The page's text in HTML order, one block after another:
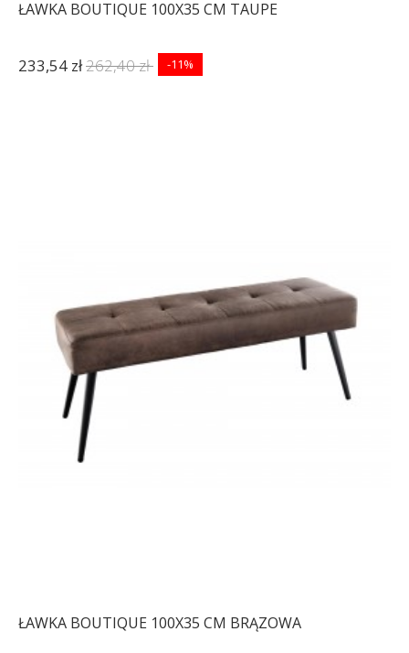
ŁAWKA BOUTIQUE 100X35 CM TAUPE
233,54 zł262,40 zł -11%
ŁAWKA BOUTIQUE 100X35 CM BRĄZOWA